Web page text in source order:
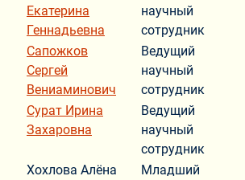
Екатерина
Геннадьевна
научный
сотрудник
Сапожков
Сергей
Вениаминович
Ведущий
научный
сотрудник
Сурат Ирина
Захаровна
Ведущий
научный
сотрудник
Хохлова Алёна
Младший